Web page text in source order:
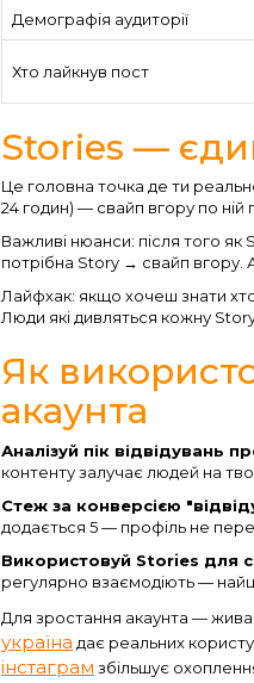
Демографія аудиторії
Хто лайкнув пост
Stories —
Це головна точка де ти
24 годин) — свайп вгору по ній
Важливі нюанси: після того як
потрібна Story → свайп вгору.
Лайфхак: якщо хочеш знати
Люди які дивляться кожну
Як
акаунта
Аналізуй пік відвідувань
контенту залучає людей на
Стеж за конверсією
додається 5 — профіль не
Використовуй Stories для
регулярно взаємодіють —
Для зростання акаунта — жива
україна дає реальних
інстаграм збільшує